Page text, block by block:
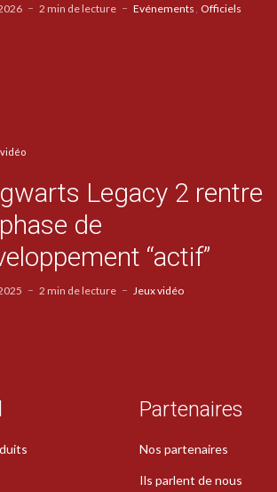
2 min de lecture Evénements Officiels
Legacy 2 rentre
de
“actif”
2 min de lecture Jeux vidéo
Partenaires
Nos partenaires
Ils parlent de nous